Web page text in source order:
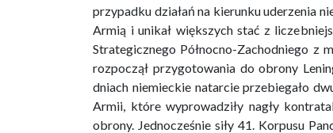
przypadku działań na kierunku uderzenia
Armią i unikał większych stać z
Strategicznego Północno-Zachodniego z
rozpoczął przygotowania do obrony
dniach niemieckie natarcie przebiegało
Armii, które wyprowadziły nagły
obrony. Jednocześnie siły 41. Korpusu